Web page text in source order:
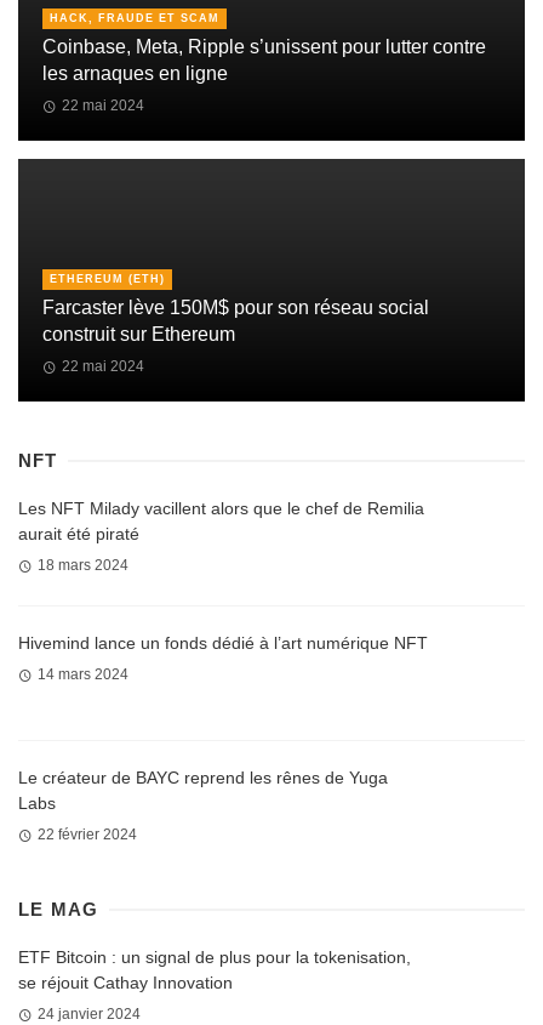
HACK, FRAUDE ET SCAM
Coinbase, Meta, Ripple s’unissent pour lutter contre
les arnaques en ligne
22 mai 2024
ETHEREUM (ETH)
Farcaster lève 150M$ pour son réseau social
construit sur Ethereum
22 mai 2024
NFT
Les NFT Milady vacillent alors que le chef de Remilia
aurait été piraté
18 mars 2024
Hivemind lance un fonds dédié à l’art numérique NFT
14 mars 2024
Le créateur de BAYC reprend les rênes de Yuga
Labs
22 février 2024
LE MAG
ETF Bitcoin : un signal de plus pour la tokenisation,
se réjouit Cathay Innovation
24 janvier 2024